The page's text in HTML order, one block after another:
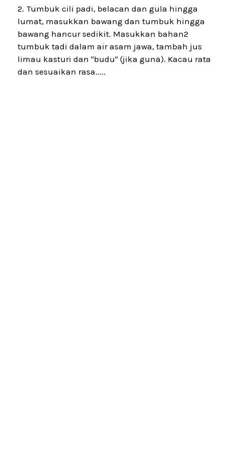
Tumbuk cili padi, belacan dan gula hingga
lumat, masukkan bawang dan tumbuk hingga
bawang hancur sedikit. Masukkan bahan2
tumbuk tadi dalam air asam jawa, tambah jus
limau kasturi dan "budu" (jika guna). Kacau rata
dan sesuaikan rasa.....